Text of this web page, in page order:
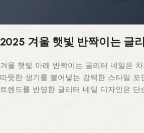
2025 겨울 햇빛 반짝이는 글
겨울 햇빛 아래 반짝이는 글리터 네일은
따뜻한 생기를 불어넣는 강력한 스타일 포
트렌드를 반영한 글리터 네일 디자인은